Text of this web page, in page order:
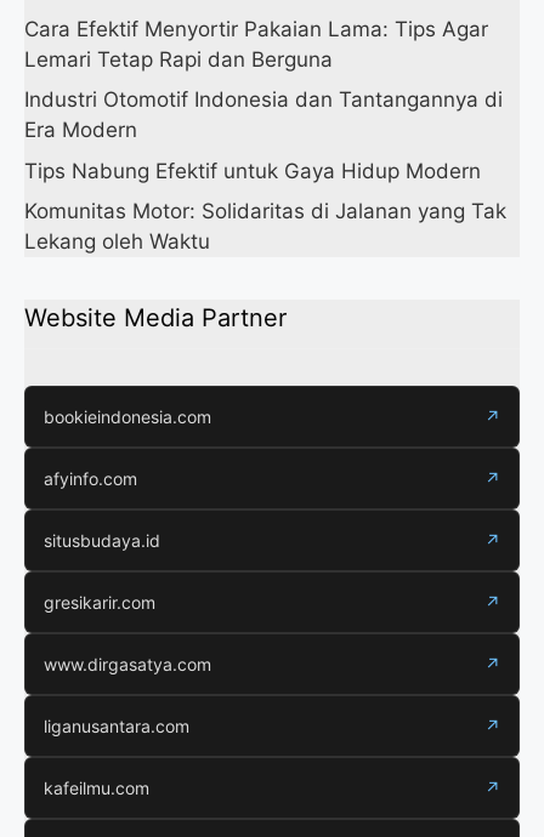
Cara Efektif Menyortir Pakaian Lama: Tips Agar
Lemari Tetap Rapi dan Berguna
Industri Otomotif Indonesia dan Tantangannya di
Era Modern
Tips Nabung Efektif untuk Gaya Hidup Modern
Komunitas Motor: Solidaritas di Jalanan yang Tak
Lekang oleh Waktu
Website Media Partner
bookieindonesia.com ↗
afyinfo.com ↗
situsbudaya.id ↗
gresikarir.com ↗
www.dirgasatya.com ↗
liganusantara.com ↗
kafeilmu.com ↗